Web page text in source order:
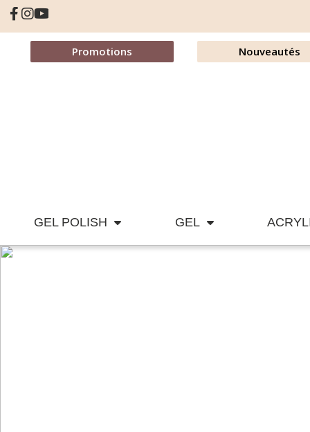
Promotions Nouveautés
GEL POLISH GEL